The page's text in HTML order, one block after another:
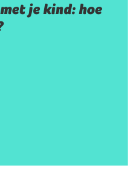
je kind: hoe